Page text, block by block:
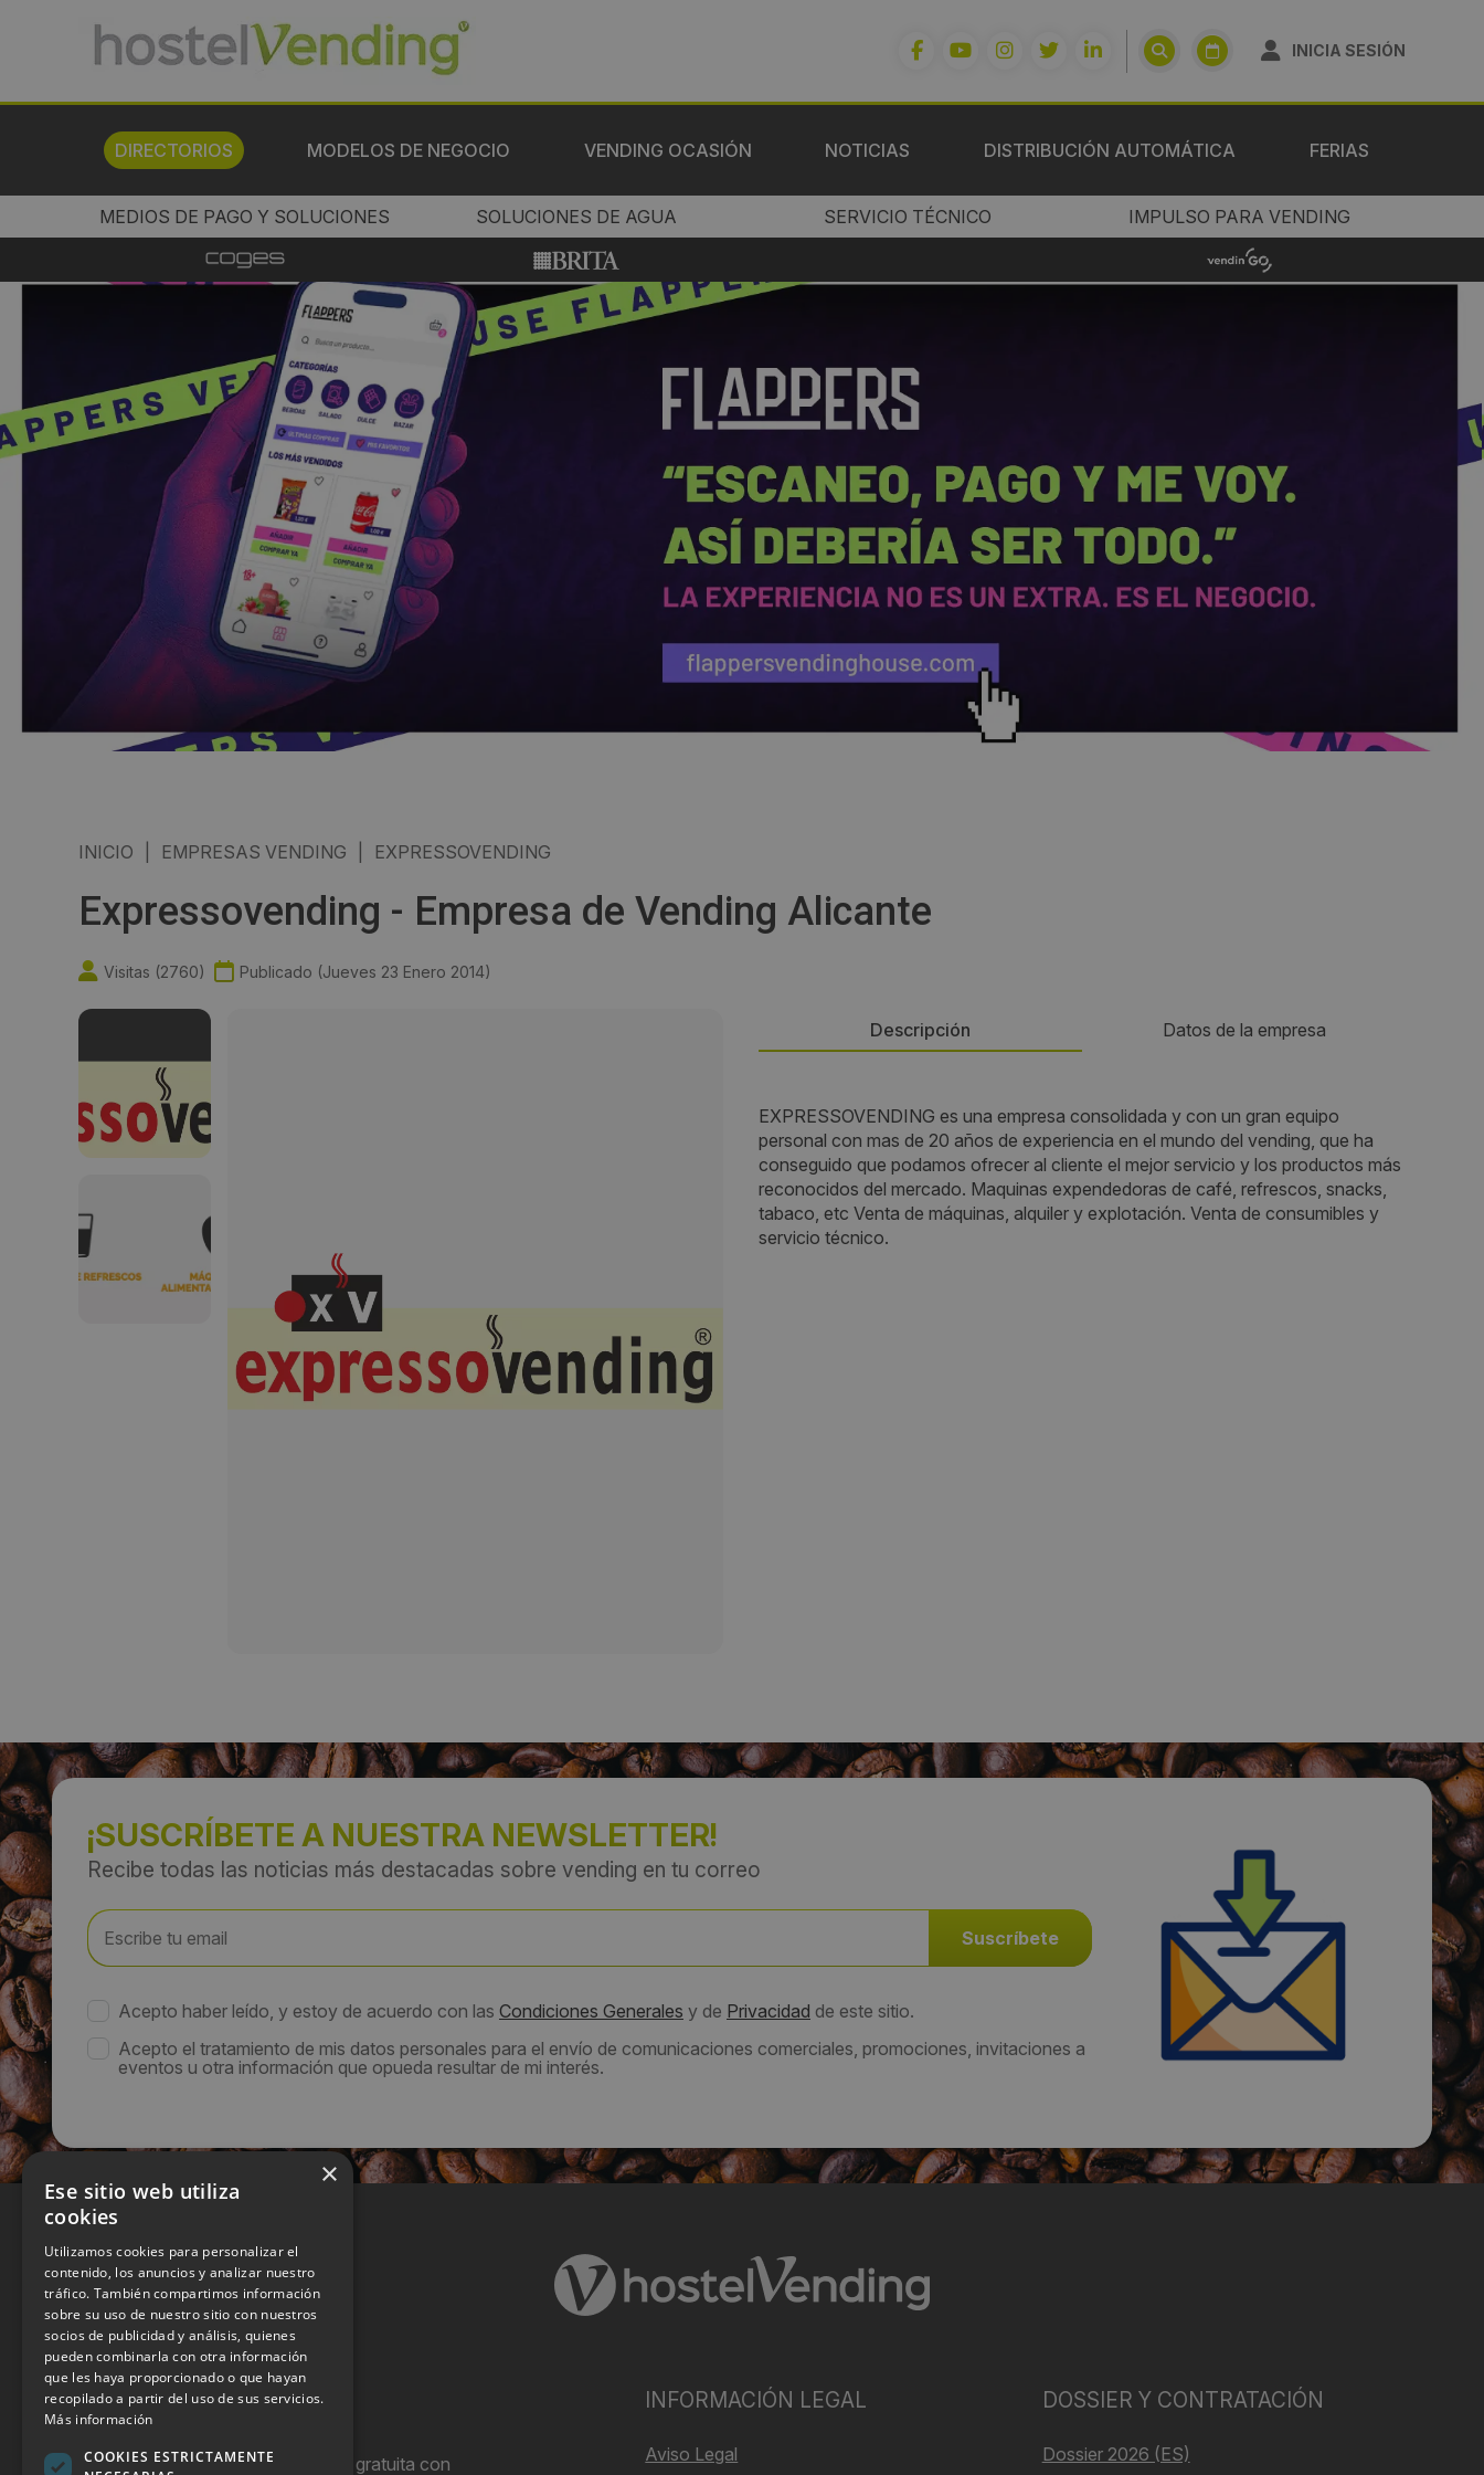
INICIA SESIÓN
DIRECTORIOS MODELOS DE NEGOCIO VENDING OCASIÓN NOTICIAS DISTRIBUCIÓN AUTOMÁTICA FERIAS
MEDIOS DE PAGO Y SOLUCIONES SOLUCIONES DE AGUA SERVICIO TÉCNICO IMPULSO PARA VENDING
INICIO EMPRESAS VENDING EXPRESSOVENDING
Expressovending - Empresa de Vending Alicante
Visitas (2760) Publicado (Jueves 23 Enero 2014)
Descripción Datos de la empresa
EXPRESSOVENDING es una empresa consolidada y con un gran equipo
personal con mas de 20 años de experiencia en el mundo del vending, que ha
conseguido que podamos ofrecer al cliente el mejor servicio y los productos más
reconocidos del mercado. Maquinas expendedoras de café, refrescos, snacks,
tabaco, etc Venta de máquinas, alquiler y explotación. Venta de consumibles y
servicio técnico.
Persona de contacto:
Expressovending
Dirección:
Benasau 24. Pol Ind de Carrús
Teléfono:
966211304
Email:
¡SUSCRÍBETE A NUESTRA NEWSLETTER!
Recibe todas las noticias más destacadas sobre vending en tu correo
Acepto haber leído, y estoy de acuerdo con las Condiciones Generales y de Privacidad de este sitio.
Acepto el tratamiento de mis datos personales para el envío de comunicaciones comerciales, promociones, invitaciones a
eventos u otra información que opueda resultar de mi interés.
Hostel Vending es una publicación gratuita con
INFORMACIÓN LEGAL
Aviso Legal
DOSSIER Y CONTRATACIÓN
Dossier 2026 (ES)
×
Ese sitio web utiliza
cookies
Utilizamos cookies para personalizar el
contenido, los anuncios y analizar nuestro
tráfico. También compartimos información
sobre su uso de nuestro sitio con nuestros
socios de publicidad y análisis, quienes
pueden combinarla con otra información
que les haya proporcionado o que hayan
recopilado a partir del uso de sus servicios.
Más información
COOKIES ESTRICTAMENTE